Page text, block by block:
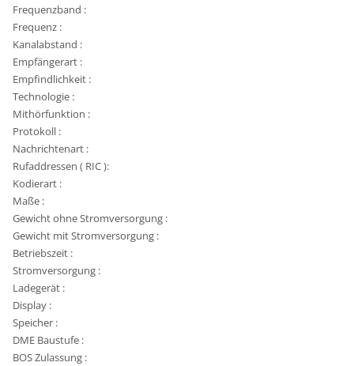
Frequenzband :
Frequenz :
Kanalabstand :
Empfängerart :
Empfindlichkeit :
Technologie :
Mithörfunktion :
Protokoll :
Nachrichtenart :
Rufaddressen ( RIC ):
Kodierart :
Maße :
Gewicht ohne Stromversorgung :
Gewicht mit Stromversorgung :
Betriebszeit :
Stromversorgung :
Ladegerät :
Display :
Speicher :
DME Baustufe :
BOS Zulassung :